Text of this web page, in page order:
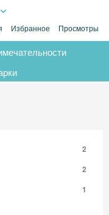
Избранное Просмотры
2
2
1